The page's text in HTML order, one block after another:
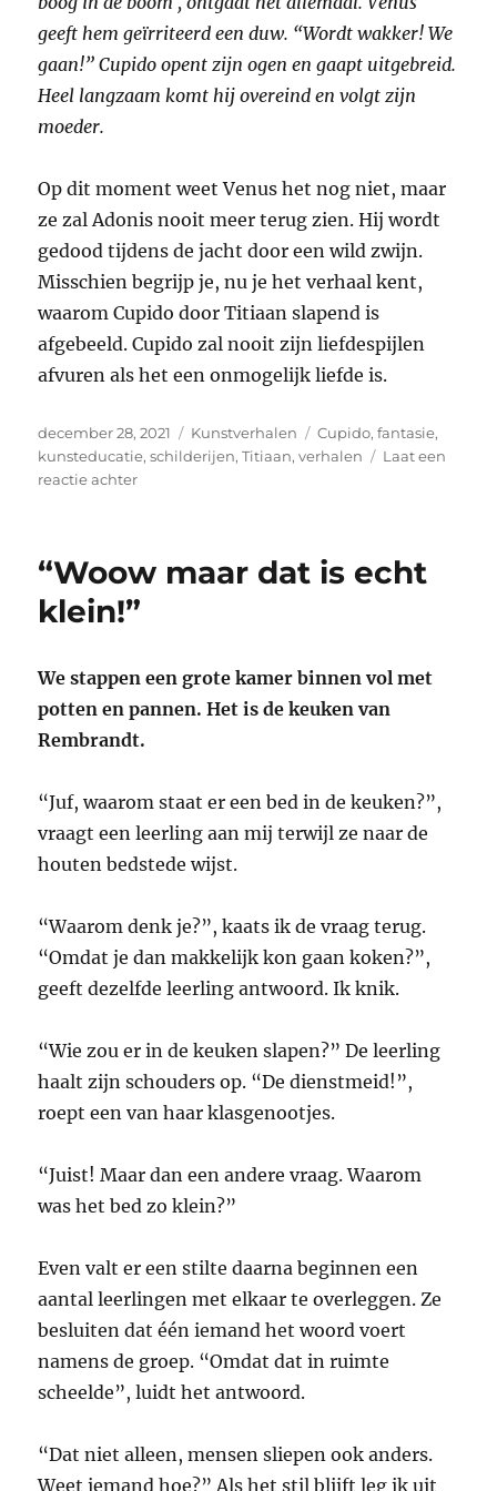
geeft hem geïrriteerd een duw. “Wordt wakker! We
gaan!” Cupido opent zijn ogen en gaapt uitgebreid.
Heel langzaam komt hij overeind en volgt zijn
moeder.
Op dit moment weet Venus het nog niet, maar
ze zal Adonis nooit meer terug zien. Hij wordt
gedood tijdens de jacht door een wild zwijn.
Misschien begrijp je, nu je het verhaal kent,
waarom Cupido door Titiaan slapend is
afgebeeld. Cupido zal nooit zijn liefdespijlen
afvuren als het een onmogelijk liefde is.
Geplaatst
op
december 28, 2021 Categorieën
Kunstverhalen Tags
Cupido,fantasie,
kunsteducatie,schilderijen,Titiaan,verhalen
Laat een
reactie achterop
Cupido
“Woow maar dat is echt
klein!”
We stappen een grote kamer binnen vol met
potten en pannen. Het is de keuken van
Rembrandt.
“Juf, waarom staat er een bed in de keuken?”,
vraagt een leerling aan mij terwijl ze naar de
houten bedstede wijst.
“Waarom denk je?”, kaats ik de vraag terug.
“Omdat je dan makkelijk kon gaan koken?”,
geeft dezelfde leerling antwoord. Ik knik.
“Wie zou er in de keuken slapen?” De leerling
haalt zijn schouders op. “De dienstmeid!”,
roept een van haar klasgenootjes.
“Juist! Maar dan een andere vraag. Waarom
was het bed zo klein?”
Even valt er een stilte daarna beginnen een
aantal leerlingen met elkaar te overleggen. Ze
besluiten dat één iemand het woord voert
namens de groep. “Omdat dat in ruimte
scheelde”, luidt het antwoord.
“Dat niet alleen, mensen sliepen ook anders.
Weet iemand hoe?” Als het stil blijft leg ik uit